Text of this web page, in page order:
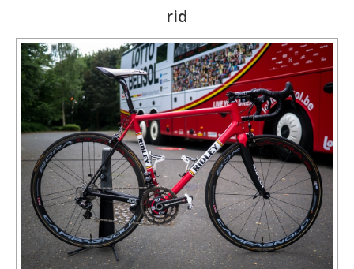
rid